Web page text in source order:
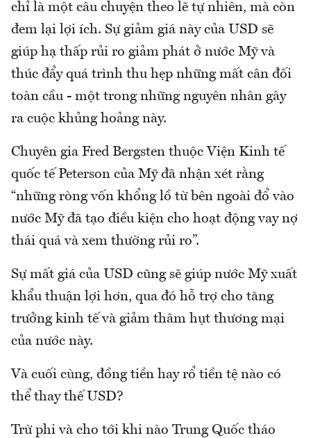
chỉ là một câu chuyện theo lẽ tự nhiên, mà còn
đem lại lợi ích. Sự giảm giá này của USD sẽ
giúp hạ thấp rủi ro giảm phát ở nước Mỹ và
thúc đẩy quá trình thu hẹp những mất cân đối
toàn cầu - một trong những nguyên nhân gây
ra cuộc khủng hoảng này.
Chuyên gia Fred Bergsten thuộc Viện Kinh tế
quốc tế Peterson của Mỹ đã nhận xét rằng
“những ròng vốn khổng lồ từ bên ngoài đổ vào
nước Mỹ đã tạo điều kiện cho hoạt động vay nợ
thái quá và xem thường rủi ro”.
Sự mất giá của USD cũng sẽ giúp nước Mỹ xuất
khẩu thuận lợi hơn, qua đó hỗ trợ cho tăng
trưởng kinh tế và giảm thâm hụt thương mại
của nước này.
Và cuối cùng, đồng tiền hay rổ tiền tệ nào có
thể thay thế USD?
Trừ phi và cho tới khi nào Trung Quốc tháo